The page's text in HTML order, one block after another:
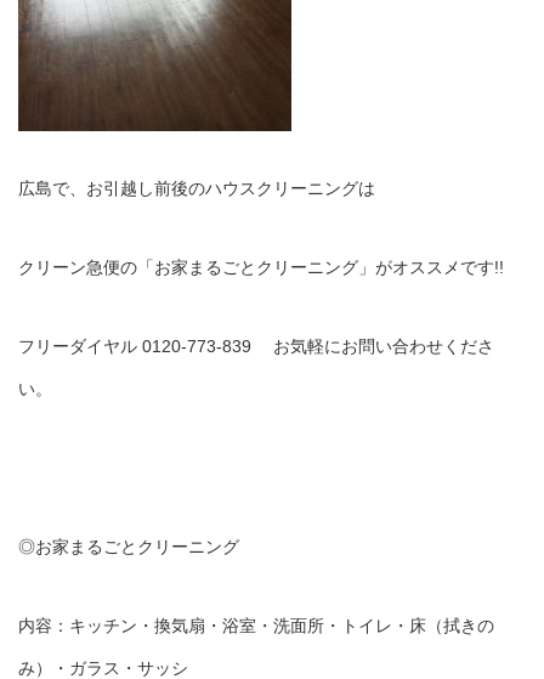
広島で、お引越し前後のハウスクリーニングは
クリーン急便の「お家まるごとクリーニング」がオススメです!!
フリーダイヤル 0120-773-839 お気軽にお問い合わせくださ
い。
◎お家まるごとクリーニング
内容：キッチン・換気扇・浴室・洗面所・トイレ・床（拭きの
み）・ガラス・サッシ